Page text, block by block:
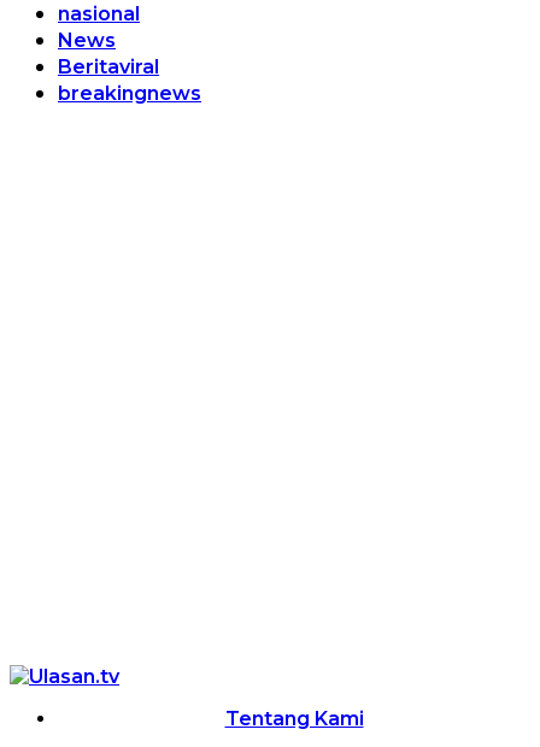
nasional
News
Beritaviral
breakingnews
Tentang Kami